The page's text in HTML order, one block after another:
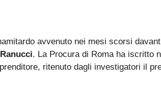
avvenuto nei mesi scorsi
. La Procura di Roma ha iscritto
ritenuto dagli investigatori il